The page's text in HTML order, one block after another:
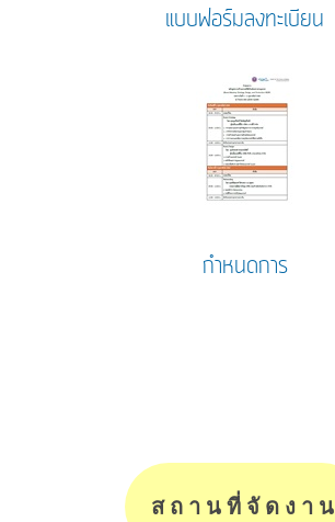
แบบฟอร์มลงทะเบียน
กำหนดการ
สถานที่จัดงาน